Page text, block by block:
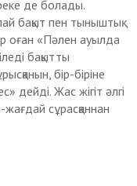
де болады.
бақыт пен тыныштық
оған «Пәлен ауылда
бақытты
бір-біріне
дейді. Жас жігіт әлгі
сұрасқаннан